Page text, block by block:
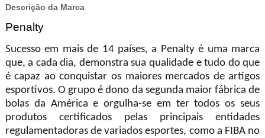
Descrição da Marca
Penalty
Sucesso em mais de 14 países, a Penalty é uma marca
que, a cada dia, demonstra sua qualidade e tudo do que
é capaz ao conquistar os maiores mercados de artigos
esportivos. O grupo é dono da segunda maior fábrica de
bolas da América e orgulha-se em ter todos os seus
produtos certificados pelas principais entidades
regulamentadoras de variados esportes, como a FIBA no